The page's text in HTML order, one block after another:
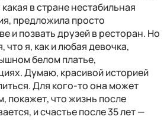
в стране нестабильная
предложила просто
и позвать друзей в ресторан. Но
что я, как и любая девочка,
белом платье,
Думаю, красивой историей
Для кого-то она может
покажет, что жизнь после
и счастье после 35 лет —